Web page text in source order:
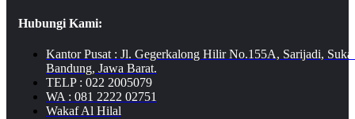
Hubungi Kami:
Kantor Pusat : Jl. Gegerkalong Hilir No.155A, Sarijadi,
Bandung, Jawa Barat.
TELP : 022 2005079
WA : 081 2222 02751
Wakaf Al Hilal